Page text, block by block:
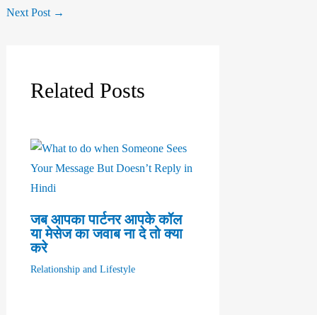
Next Post →
Related Posts
जब आपका पार्टनर आपके कॉल
या मेसेज का जवाब ना दे तो क्या
करे
Relationship and Lifestyle